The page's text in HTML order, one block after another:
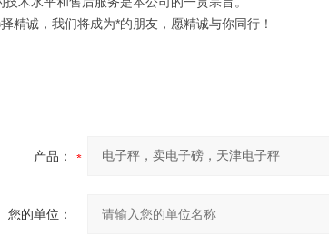
诚，我们将成为*的朋友，愿精诚与你同行！
产品：
您的单位：